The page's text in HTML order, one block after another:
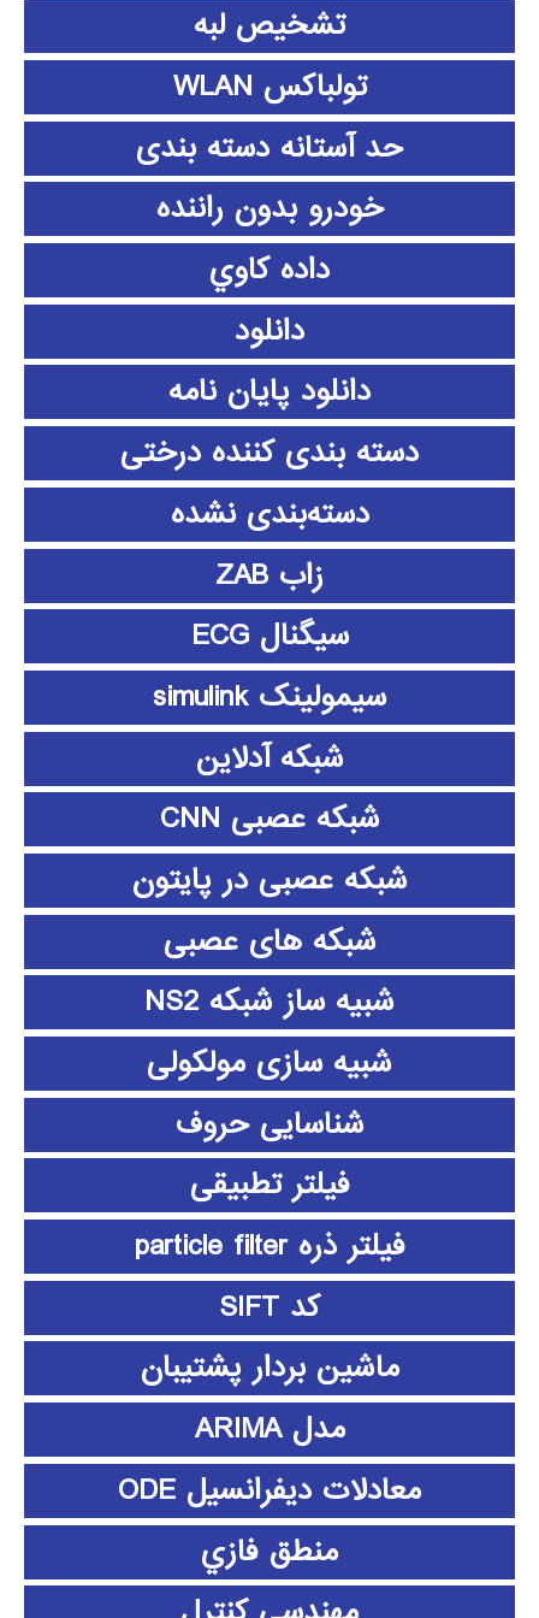
تشخیص لبه
تولباکس WLAN
حد آستانه دسته بندی
خودرو بدون راننده
داده كاوي
دانلود
دانلود پايان نامه
دسته بندی کننده درختی
دسته‌بندی نشده
زاب ZAB
سیگنال ECG
سیمولینک simulink
شبکه آدلاین
شبکه عصبی CNN
شبکه عصبی در پایتون
شبکه های عصبی
شبیه ساز شبکه NS2
شبیه سازی مولکولی
شناسایی حروف
فیلتر تطبیقی
فیلتر ذره particle filter
کد SIFT
ماشین بردار پشتیبان
مدل ARIMA
معادلات دیفرانسیل ODE
منطق فازي